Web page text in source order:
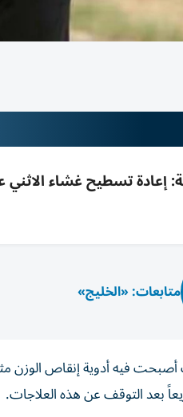
إعادة تسطيح غشاء
متابعات: «الخليج»
فيه أدوية إنقاص الوزن
بعد التوقف عن هذه العلاجات.